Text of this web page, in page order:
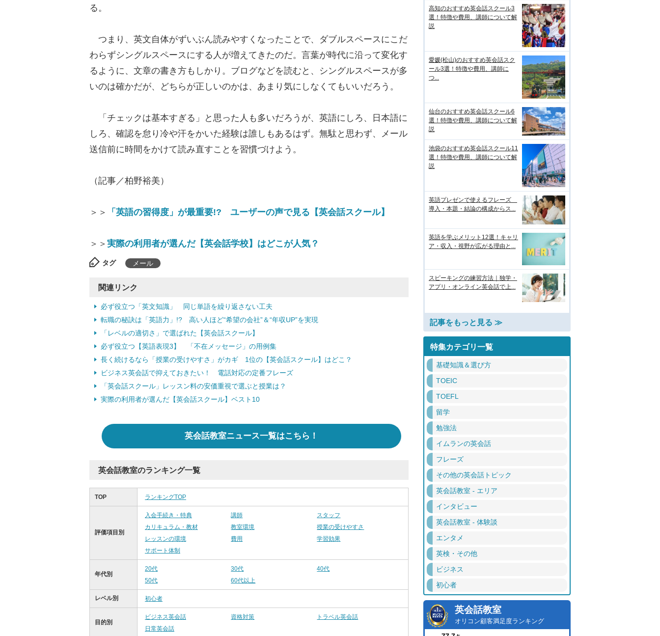
る。
つまり、英文自体がずいぶん読みやすくなったことで、ダブルスペースにこだ
わらずシングルスペースにする人が増えてきたのだ。言葉が時代に沿って変化す
るように、文章の書き方もしかり。ブログなどを読むと、シングルスペースが多
いのは確かだが、どちらが正しいのかは、あまり気にしなくてもいいだろう。
「チェックは基本すぎる」と思った人も多いだろうが、英語にしろ、日本語に
しろ、確認を怠り冷や汗をかいた経験は誰しもあるはず。無駄と思わず、メール
送信前に時間をかけて読み直すことを習慣づけよう。
（記事／柏野裕美）
＞＞ 「英語の習得度」が最重要!? ユーザーの声で見る【英会話スクール】
＞＞ 実際の利用者が選んだ【英会話学校】はどこが人気？
タグ メール
関連リンク
必ず役立つ「英文知識」 同じ単語を繰り返さない工夫
転職の秘訣は「英語力」!? 高い人ほど“希望の会社”＆“年収UP”を実現
「レベルの適切さ」で選ばれた【英会話スクール】
必ず役立つ【英語表現3】 「不在メッセージ」の用例集
長く続けるなら「授業の受けやすさ」がカギ 1位の【英会話スクール】はどこ？
ビジネス英会話で抑えておきたい！ 電話対応の定番フレーズ
「英会話スクール」レッスン料の安価重視で選ぶと授業は？
実際の利用者が選んだ【英会話スクール】ベスト10
英会話教室ニュース一覧はこちら！
英会話教室のランキング一覧
TOP ランキングTOP
評価項目別
入会手続き・特典 講師
スタッフ
カリキュラム・教材
教室環境
授業の受けやすさ
レッスンの環境
費用
学習効果
サポート体制
年代別
20代 30代
40代
50代
60代以上
レベル別 初心者
目的別
ビジネス英会話 資格対策
トラベル英会話
日常英会話
高知のおすすめ英会話スクール3
選！特徴や費用、講師について解
説
愛媛(松山)のおすすめ英会話スク
ール3選！特徴や費用、講師に
つ...
仙台のおすすめ英会話スクール6
選！特徴や費用、講師について解
説
池袋のおすすめ英会話スクール11
選！特徴や費用、講師について解
説
英語プレゼンで使えるフレーズ
導入・本題・結論の構成からス...
英語を学ぶメリット12選！キャリ
ア・収入・視野が広がる理由と...
スピーキングの練習方法｜独学・
アプリ・オンライン英会話で上...
記事をもっと見る ≫
特集カテゴリ一覧
基礎知識＆選び方
TOEIC
TOEFL
留学
勉強法
イムランの英会話
フレーズ
その他の英会話トピック
英会話教室 - エリア
インタビュー
英会話教室 - 体験談
エンタメ
英検・その他
ビジネス
初心者
英会話教室
オリコン顧客満足度ランキング